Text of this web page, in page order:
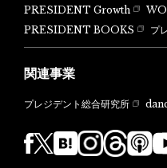
PRESIDENT Growth
PRESIDENT BOOKS
プ
関連事業
プレジデント総合研究所